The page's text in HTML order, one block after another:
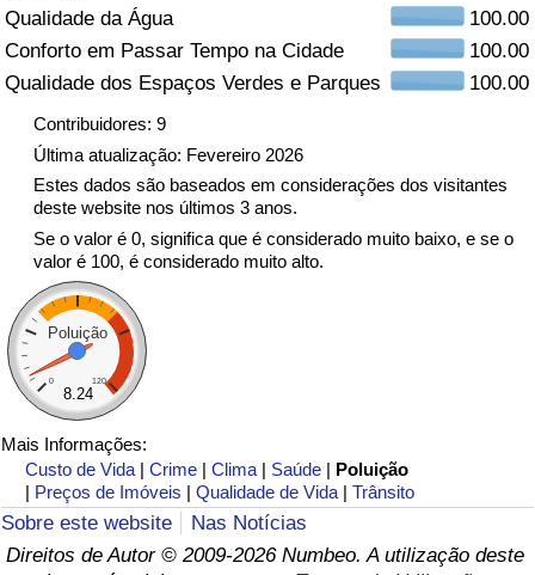
Qualidade da Água
100.00
Conforto em Passar Tempo na Cidade
100.00
Qualidade dos Espaços Verdes e Parques
100.00
Contribuidores: 9
Última atualização: Fevereiro 2026
Estes dados são baseados em considerações dos visitantes
deste website nos últimos 3 anos.
Se o valor é 0, significa que é considerado muito baixo, e se o
valor é 100, é considerado muito alto.
Poluição
0 120
8.24
Mais Informações:
Custo de Vida |Crime |Clima | Saúde | Poluição
| Preços de Imóveis |Qualidade de Vida |Trânsito
Sobre este website
Nas Notícias
Direitos de Autor © 2009-2026 Numbeo. A utilização deste
Indicador de Trânsito
Indicador de Trânsito (Atual)
Indicador de Trânsito por País